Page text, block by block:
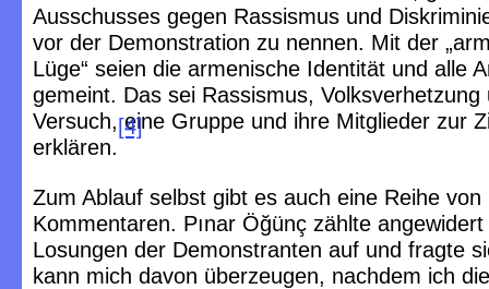
Ausschusses gegen Rassismus und
vor der Demonstration zu nennen. Mit der
Lüge“ seien die armenische Identität und alle
gemeint. Das sei Rassismus, Volksverhetzung
Versuch, eine Gruppe und ihre Mitglieder zur
erklären.
[4]
Zum Ablauf selbst gibt es auch eine Reihe von
Kommentaren. Pınar Öğünç zählte
Losungen der Demonstranten auf und fragte
kann mich davon überzeugen, nachdem ich